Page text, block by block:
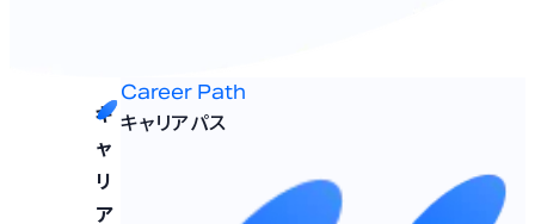
キ
ャ
リ
ア
Career Path
キャリアパス